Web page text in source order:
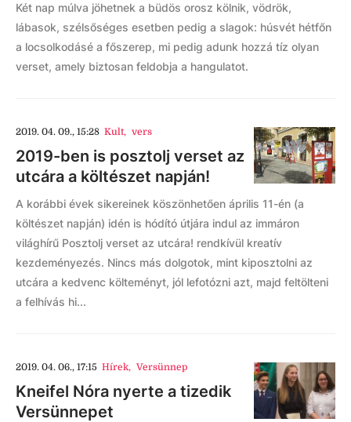
Két nap múlva jöhetnek a büdös orosz kölnik, vödrök,
lábasok, szélsőséges esetben pedig a slagok: húsvét hétfőn
a locsolkodásé a főszerep, mi pedig adunk hozzá tíz olyan
verset, amely biztosan feldobja a hangulatot.
2019. 04. 09., 15:28 Kult, vers
2019-ben is posztolj verset az
utcára a költészet napján!
A korábbi évek sikereinek köszönhetően április 11-én (a
költészet napján) idén is hódító útjára indul az immáron
világhírű Posztolj verset az utcára! rendkívül kreatív
kezdeményezés. Nincs más dolgotok, mint kiposztolni az
utcára a kedvenc költeményt, jól lefotózni azt, majd feltölteni
a felhívás hi...
2019. 04. 06., 17:15 Hírek, Versünnep
Kneifel Nóra nyerte a tizedik
Versünnepet